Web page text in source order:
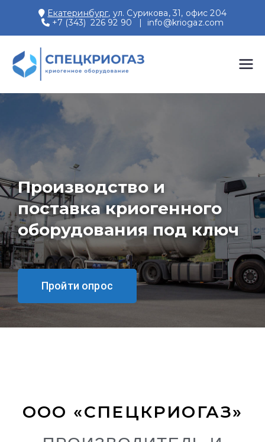
Екатеринбург, ул. Сурикова, 31, офис 204
+7 (343) 226 92 90 | info@kriogaz.com
Производство и поставки
Производство и
поставка криогенного
оборудования под ключ
Пройти опрос
ООО «СПЕЦКРИОГАЗ»